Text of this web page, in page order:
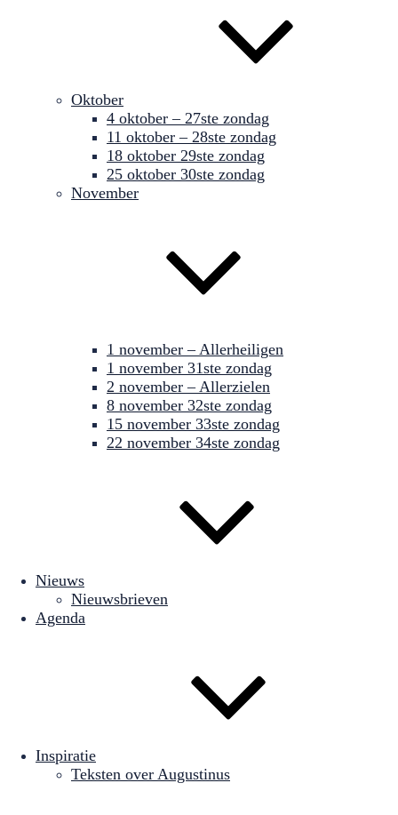
Oktober
4 oktober – 27ste zondag
11 oktober – 28ste zondag
18 oktober 29ste zondag
25 oktober 30ste zondag
November
1 november – Allerheiligen
1 november 31ste zondag
2 november – Allerzielen
8 november 32ste zondag
15 november 33ste zondag
22 november 34ste zondag
Nieuws
Nieuwsbrieven
Agenda
Inspiratie
Teksten over Augustinus